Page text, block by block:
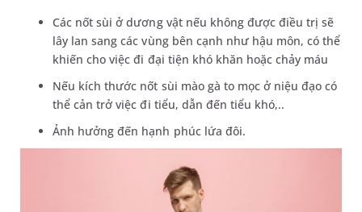
Các nốt sùi ở dương vật nếu không được điều trị sẽ
lây lan sang các vùng bên cạnh như hậu môn, có thể
khiến cho việc đi đại tiện khó khăn hoặc chảy máu
Nếu kích thước nốt sùi mào gà to mọc ở niệu đạo có
thể cản trở việc đi tiểu, dẫn đến tiểu khó,..
Ảnh hưởng đến hạnh phúc lứa đôi.